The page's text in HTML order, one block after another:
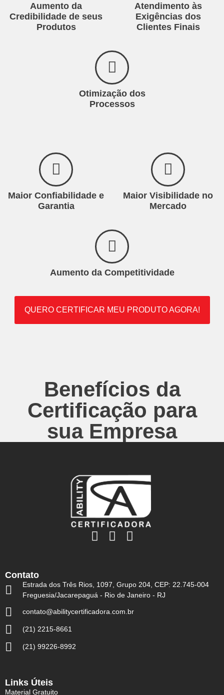
Aumento da
Credibilidade de seus
Produtos
Atendimento às
Exigências dos
Clientes Finais
Otimização dos
Processos
Maior Confiabilidade e
Garantia
Maior Visibilidade no
Mercado
Aumento da Competitividade
QUERO CERTIFICAR MEU PRODUTO AGORA!
Benefícios da
Certificação para
sua Empresa
Contato
Estrada dos Três Rios, 1097, Grupo 204, CEP: 22.745-004
Freguesia/Jacarepaguá - Rio de Janeiro - RJ
contato@abilitycertificadora.com.br
(21) 2215-8661
(21) 99226-8992
Links Úteis
Material Gratuito